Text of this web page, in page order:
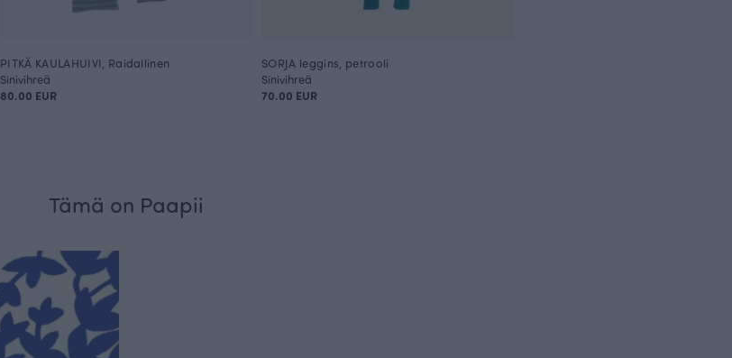
PITKÄ KAULAHUIVI, Raidallinen
Sinivihreä
80.00 EUR
SORJA leggins, petrooli
Sinivihreä
70.00 EUR
Tämä on Paapii